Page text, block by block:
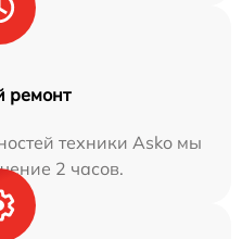
ремонт
техники Asko мы
2 часов.